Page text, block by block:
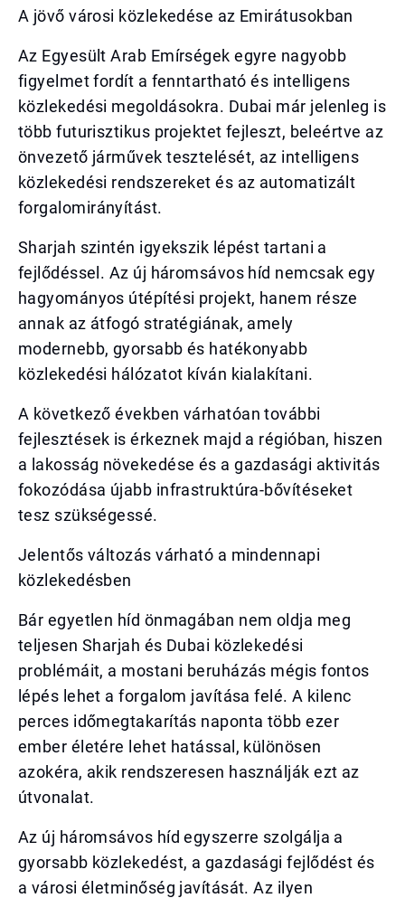
A jövő városi közlekedése az Emirátusokban
Az Egyesült Arab Emírségek egyre nagyobb
figyelmet fordít a fenntartható és intelligens
közlekedési megoldásokra. Dubai már jelenleg is
több futurisztikus projektet fejleszt, beleértve az
önvezető járművek tesztelését, az intelligens
közlekedési rendszereket és az automatizált
forgalomirányítást.
Sharjah szintén igyekszik lépést tartani a
fejlődéssel. Az új háromsávos híd nemcsak egy
hagyományos útépítési projekt, hanem része
annak az átfogó stratégiának, amely
modernebb, gyorsabb és hatékonyabb
közlekedési hálózatot kíván kialakítani.
A következő években várhatóan további
fejlesztések is érkeznek majd a régióban, hiszen
a lakosság növekedése és a gazdasági aktivitás
fokozódása újabb infrastruktúra-bővítéseket
tesz szükségessé.
Jelentős változás várható a mindennapi
közlekedésben
Bár egyetlen híd önmagában nem oldja meg
teljesen Sharjah és Dubai közlekedési
problémáit, a mostani beruházás mégis fontos
lépés lehet a forgalom javítása felé. A kilenc
perces időmegtakarítás naponta több ezer
ember életére lehet hatással, különösen
azokéra, akik rendszeresen használják ezt az
útvonalat.
Az új háromsávos híd egyszerre szolgálja a
gyorsabb közlekedést, a gazdasági fejlődést és
a városi életminőség javítását. Az ilyen